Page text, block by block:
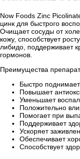
Now Foods Zinc
цинк для быстрого
Очищает сосуды от
кожу, способствует
либидо, поддерживает
гормонов.
Преимущества
Быстро
Повышает
Уменьшает
Положительно
Помогает при
Поддерживает
Ускоряет
Обеспечивает
Способствует